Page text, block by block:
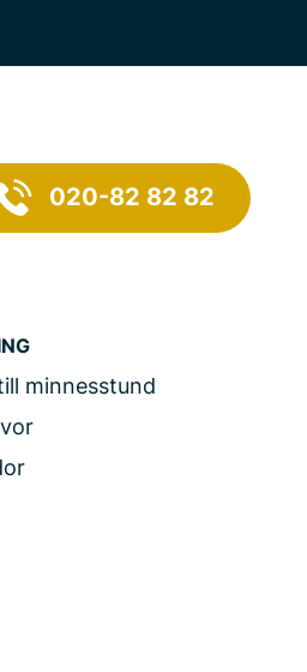
020-82 82 82
minnesstund